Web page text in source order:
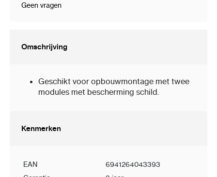
Geen vragen
Omschrijving
Geschikt voor opbouwmontage met twee
modules met bescherming schild.
Kenmerken
EAN
6941264043393